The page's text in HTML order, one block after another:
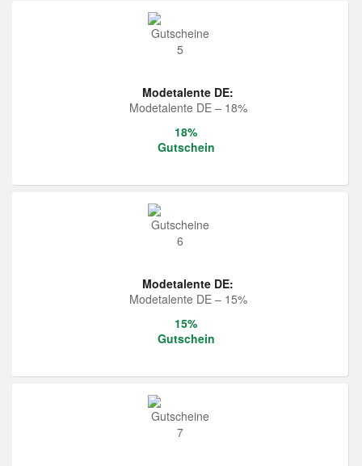
Modetalente DE:
Modetalente DE – 18%
18%
Gutschein
Modetalente DE:
Modetalente DE – 15%
15%
Gutschein